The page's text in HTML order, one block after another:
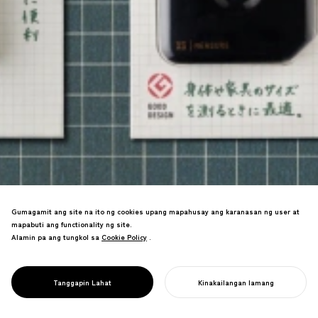
PROJECT
MIDORI XS
brand concept media ay nagdudulot ng
1.7x na pagtaas sa benta.
SIMULAN ANG INYONG PROYEKTO
Gumagamit ang site na ito ng cookies upang mapahusay ang karanasan ng user at
mapabuti ang functionality ng site.
Alamin pa ang tungkol sa Cookie Policy
Cookie Policy .
Tanggapin Lahat Kinakailangan lamang